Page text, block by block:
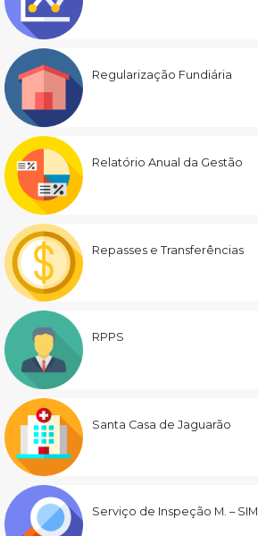
Regularização Fundiária
Relatório Anual da Gestão
Repasses e Transferências
RPPS
Santa Casa de Jaguarão
Serviço de Inspeção M. – SIM